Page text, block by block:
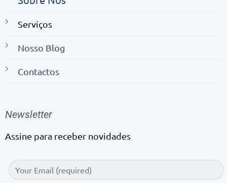
Serviços
Nosso Blog
Contactos
Newsletter
Assine para receber novidades